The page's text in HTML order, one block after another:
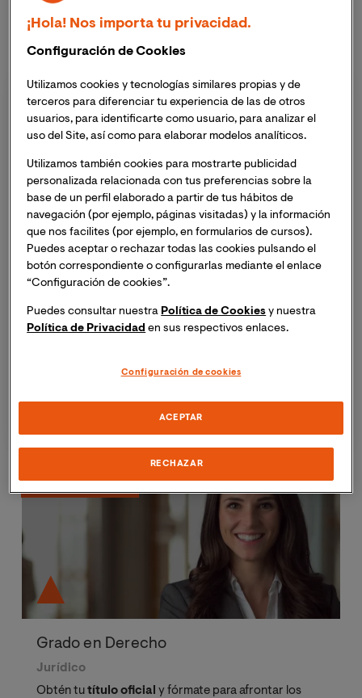
Elige tu titulación
Tipo de estudios
Grados
Másteres
Cursos
Area de conocimientos
Artes y Humanidades
Ciencias de la Salud
Grado en Derecho
Jurídico
Obtén tutítulo oficial y fórmate para afrontar los
¡Hola! Nos importa tu privacidad.
Configuración de Cookies
Utilizamos cookies y tecnologías similares propias y de
terceros para diferenciar tu experiencia de las de otros
usuarios, para identificarte como usuario, para analizar el
uso del Site, así como para elaborar modelos analíticos.
Utilizamos también cookies para mostrarte publicidad
personalizada relacionada con tus preferencias sobre la
base de un perfil elaborado a partir de tus hábitos de
navegación (por ejemplo, páginas visitadas) y la información
que nos facilites (por ejemplo, en formularios de cursos).
Puedes aceptar o rechazar todas las cookies pulsando el
botón correspondiente o configurarlas mediante el enlace
“Configuración de cookies”.
Puedes consultar nuestra Política de Cookies y nuestra
Política de Privacidad en sus respectivos enlaces.
Configuración de cookies
RECHAZAR
ACEPTAR